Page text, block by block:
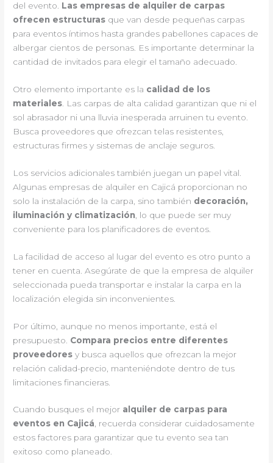
del evento. Las empresas de alquiler de carpas
ofrecen estructuras que van desde pequeñas carpas
para eventos íntimos hasta grandes pabellones capaces de
albergar cientos de personas. Es importante determinar la
cantidad de invitados para elegir el tamaño adecuado.
Otro elemento importante es la calidad de los
materiales . Las carpas de alta calidad garantizan que ni el
sol abrasador ni una lluvia inesperada arruinen tu evento.
Busca proveedores que ofrezcan telas resistentes,
estructuras firmes y sistemas de anclaje seguros.
Los servicios adicionales también juegan un papel vital.
Algunas empresas de alquiler en Cajicá proporcionan no
solo la instalación de la carpa, sino también decoración,
iluminación y climatización , lo que puede ser muy
conveniente para los planificadores de eventos.
La facilidad de acceso al lugar del evento es otro punto a
tener en cuenta. Asegúrate de que la empresa de alquiler
seleccionada pueda transportar e instalar la carpa en la
localización elegida sin inconvenientes.
Por último, aunque no menos importante, está el
presupuesto. Compara precios entre diferentes
proveedores y busca aquellos que ofrezcan la mejor
relación calidad-precio, manteniéndote dentro de tus
limitaciones financieras.
Cuando busques el mejor alquiler de carpas para
eventos en Cajicá, recuerda considerar cuidadosamente
estos factores para garantizar que tu evento sea tan
exitoso como planeado.